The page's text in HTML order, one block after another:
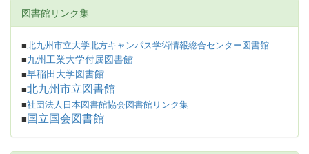
図書館リンク集
■北九州市立大学北方キャンパス学術情報総合センター図書館
■九州工業大学付属図書館
■早稲田大学図書館
■北九州市立図書館
■社団法人日本図書館協会図書館リンク集
■ 国立国会図書館